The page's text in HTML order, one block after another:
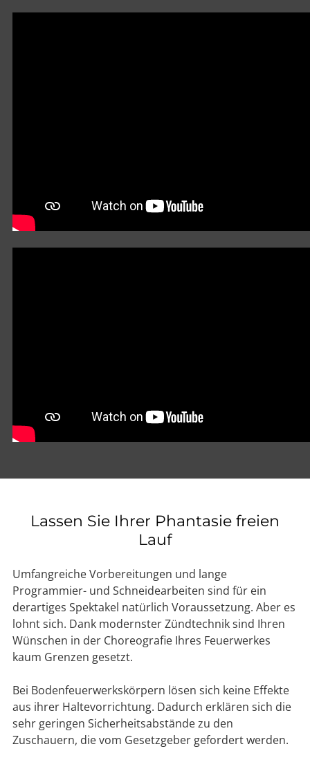
Lassen Sie Ihrer Phantasie freien
Lauf
Umfangreiche Vorbereitungen und lange
Programmier- und Schneidearbeiten sind für ein
derartiges Spektakel natürlich Voraussetzung. Aber es
lohnt sich. Dank modernster Zündtechnik sind Ihren
Wünschen in der Choreografie Ihres Feuerwerkes
kaum Grenzen gesetzt.
Bei Bodenfeuerwerkskörpern lösen sich keine Effekte
aus ihrer Haltevorrichtung. Dadurch erklären sich die
sehr geringen Sicherheitsabstände zu den
Zuschauern, die vom Gesetzgeber gefordert werden.